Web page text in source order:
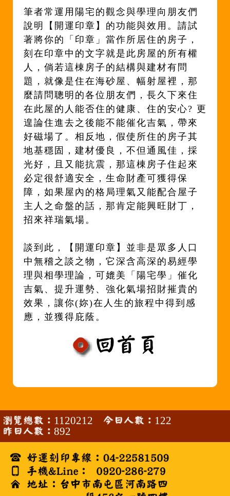
筆者常運用陽宅的觀念與學理向朋友們
說明【開運印章】的功能與效用。請試
著將你的「印章」當作所居住的房子，
刻在印章中的文字就是此房屋的所有權
人，倘若這棟房子的結構與建材有問
題，就像是住在海砂屋、幅射屋裡，那
麼請問聰明的各位朋友們，長久下來住
在此屋的人能否住的健康、住的安心? 更
遑論住進去之後能不能催化吉氣，帶來
好磁場了。相反地，假使所住的房子其
地基穩固，建材優良，不但通風佳，採
光好，且又能抗震，那這棟房子住起來
必定很舒適安全，生命財產可獲得保
障，如果屋內的格局理氣又能配合屋子
主人之命盤的話，那肯定能興旺財丁，
招來祥瑞氣場。
談到此，【開運印章】並非是眾多人口
中無稽之談之物，它深含高深的易經學
理與相學理論，可媲美「陽宅學」催化
吉氣、提升運勢、強化氣場招財摧貴的
效果，讓你(妳)在人生的旅程中得到感
應，並獲得庇蔭。
1120212
122
892